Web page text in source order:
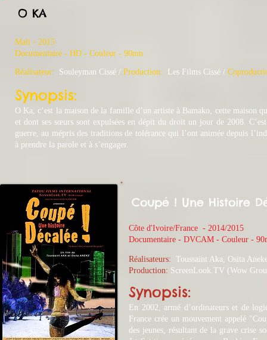
O KA
Mali - 2015
​Documentaire - HD - Couleur - 90mn
Réalisateur: Souleyman Cissé / Production: Les Films Cissé /
Synopsis:
O Ka, c’est la maison de la famille d’un artiste à Bamako, cette maison
et dont ses sœurs sont expulsées en dépit du droit un jour de 2008.
guerre, au mépris des traditions de tolérance qui l’ont animée depuis
à prendre la parole et à s’engager.
Coupé ! Une Histoire
Côte d'Ivoire/France - 2014/2015
​Documentaire - DVCAM - Couleur -
Réalisateurs: Toussaint Aka, Osita
Production: ScreenLook.TV (Wow
Synopsis:
En 2002, armé d’ordinateurs et de
France crée un mouvement appelé
des jeunes, résultant de la grave crise